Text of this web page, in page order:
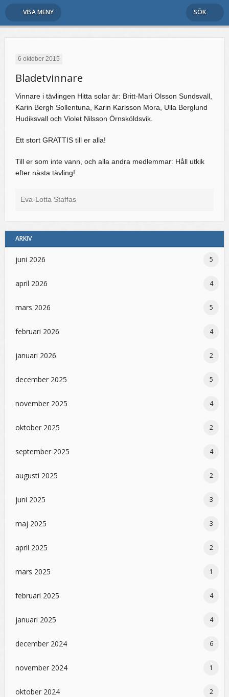
VISA MENY SÖK
6 oktober 2015
Bladetvinnare
Vinnare i tävlingen Hitta solar är: Britt-Mari Olsson Sundsvall,
Karin Bergh Sollentuna, Karin Karlsson Mora, Ulla Berglund
Hudiksvall och Violet Nilsson Örnsköldsvik.
Ett stort GRATTIS till er alla!
Till er som inte vann, och alla andra medlemmar: Håll utkik
efter nästa tävling!
Eva-Lotta Staffas
ARKIV
juni 2026 5
april 2026 4
mars 2026 5
februari 2026 4
januari 2026 2
december 2025 5
november 2025 4
oktober 2025 2
september 2025 4
augusti 2025 2
juni 2025 3
maj 2025 3
april 2025 2
mars 2025 1
februari 2025 4
januari 2025 4
december 2024 6
november 2024 1
oktober 2024 2